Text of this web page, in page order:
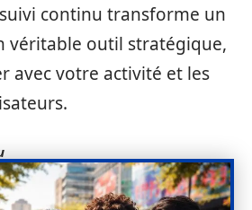
continu transforme un
véritable outil stratégique,
avec votre activité et les